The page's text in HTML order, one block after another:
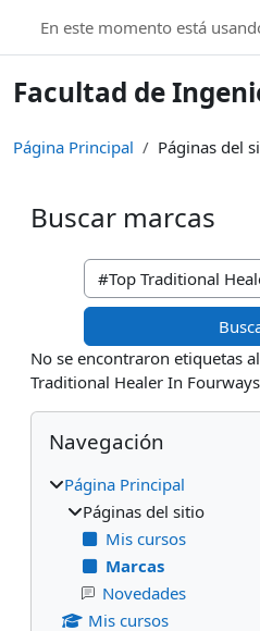
En este momento está
Facultad de
Página Principal Páginas del
Buscar marcas
Buscar marcas
No se encontraron etiquetas
Traditional Healer In
Bloques
Salta Navegación
Navegación
Página Principal
Páginas del sitio
Mis cursos
Marcas
Novedades
Mis cursos